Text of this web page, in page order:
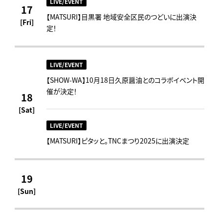
17
[Fri]
【MATSURI】目黒署 地域安全区民のつどいに出演決
定！
18
[Sat]
LIVE/EVENT
【SHOW-WA】10月18日久原醤油とのコラボイベント開
催が決定！
LIVE/EVENT
【MATSURI】ピタッと。TNCまつり2025に出演決定
19
[Sun]